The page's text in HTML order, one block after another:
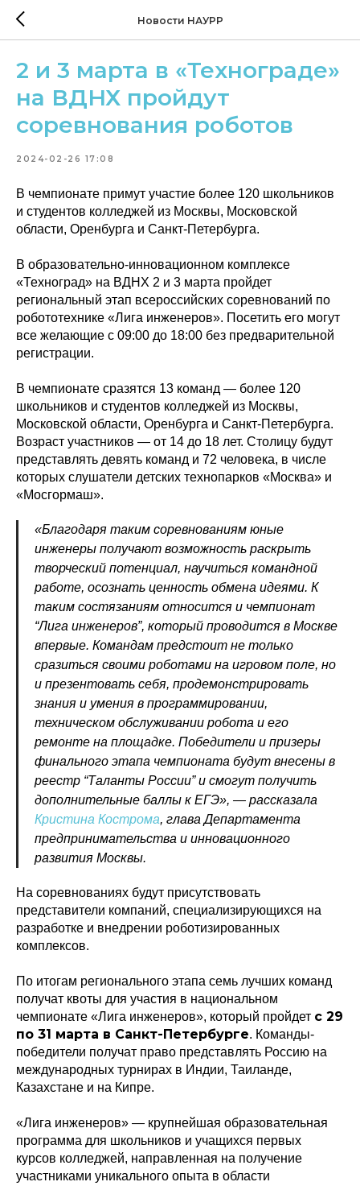
Новости НАУРР
2 и 3 марта в «Технограде»
на ВДНХ пройдут
соревнования роботов
2024-02-26 17:08
В чемпионате примут участие более 120 школьников
и студентов колледжей из Москвы, Московской
области, Оренбурга и Санкт-Петербурга.
В образовательно-инновационном комплексе
«Техноград» на ВДНХ 2 и 3 марта пройдет
региональный этап всероссийских соревнований по
робототехнике «Лига инженеров». Посетить его могут
все желающие с 09:00 до 18:00 без предварительной
регистрации.
В чемпионате сразятся 13 команд — более 120
школьников и студентов колледжей из Москвы,
Московской области, Оренбурга и Санкт-Петербурга.
Возраст участников — от 14 до 18 лет. Столицу будут
представлять девять команд и 72 человека, в числе
которых слушатели детских технопарков «Москва» и
«Мосгормаш».
«Благодаря таким соревнованиям юные
инженеры получают возможность раскрыть
творческий потенциал, научиться командной
работе, осознать ценность обмена идеями. К
таким состязаниям относится и чемпионат
“Лига инженеров”, который проводится в Москве
впервые. Командам предстоит не только
сразиться своими роботами на игровом поле, но
и презентовать себя, продемонстрировать
знания и умения в программировании,
техническом обслуживании робота и его
ремонте на площадке. Победители и призеры
финального этапа чемпионата будут внесены в
реестр “Таланты России” и смогут получить
дополнительные баллы к ЕГЭ», — рассказала
Кристина Кострома, глава Департамента
предпринимательства и инновационного
развития Москвы.
На соревнованиях будут присутствовать
представители компаний, специализирующихся на
разработке и внедрении роботизированных
комплексов.
По итогам регионального этапа семь лучших команд
получат квоты для участия в национальном
чемпионате «Лига инженеров», который пройдет с 29
по 31 марта в Санкт-Петербурге. Команды-
победители получат право представлять Россию на
международных турнирах в Индии, Таиланде,
Казахстане и на Кипре.
«Лига инженеров» — крупнейшая образовательная
программа для школьников и учащихся первых
курсов колледжей, направленная на получение
участниками уникального опыта в области